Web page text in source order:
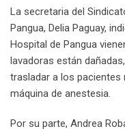
La secretaria del
Pangua, Delia Paguay,
Hospital de Pangua
lavadoras están
trasladar a los
máquina de anestesia.
Por su parte, Andrea